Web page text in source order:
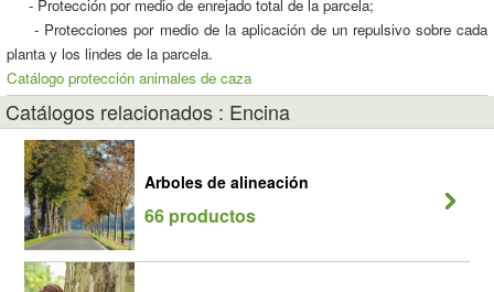
- Protección por medio de enrejado total de la parcela;
- Protecciones por medio de la aplicación de un repulsivo sobre cada
planta y los lindes de la parcela.
Catálogo protección animales de caza
Catálogos relacionados : Encina
Arboles de alineación
66 productos